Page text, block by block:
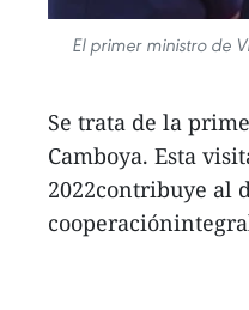
El primer ministro de
Se trata de la
Camboya. Esta
2022contribuye al